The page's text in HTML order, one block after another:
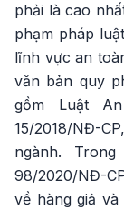
phải là cao
phạm pháp
lĩnh vực an
văn bản quy
gồm Luật
15/2018/NĐ-
ngành.
98/2020/NĐ-
về hàng giả